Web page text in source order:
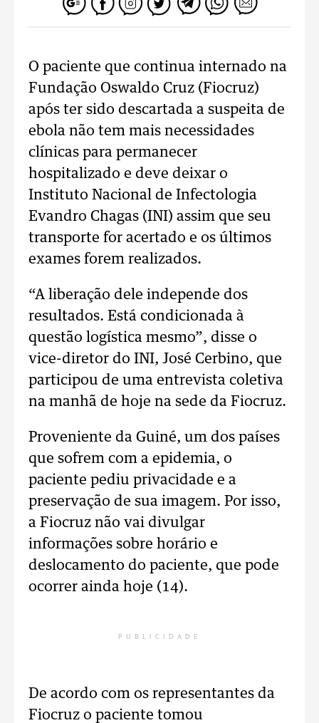
O paciente que continua internado na
Fundação Oswaldo Cruz (Fiocruz)
após ter sido descartada a suspeita de
ebola não tem mais necessidades
clínicas para permanecer
hospitalizado e deve deixar o
Instituto Nacional de Infectologia
Evandro Chagas (INI) assim que seu
transporte for acertado e os últimos
exames forem realizados.
“A liberação dele independe dos
resultados. Está condicionada à
questão logística mesmo”, disse o
vice-diretor do INI, José Cerbino, que
participou de uma entrevista coletiva
na manhã de hoje na sede da Fiocruz.
Proveniente da Guiné, um dos países
que sofrem com a epidemia, o
paciente pediu privacidade e a
preservação de sua imagem. Por isso,
a Fiocruz não vai divulgar
informações sobre horário e
deslocamento do paciente, que pode
ocorrer ainda hoje (14).
PUBLICIDADE
De acordo com os representantes da
Fiocruz o paciente tomou